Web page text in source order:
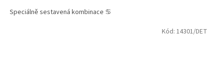
Speciálně sestavená kombinace ♋
Kód: 14301/DET